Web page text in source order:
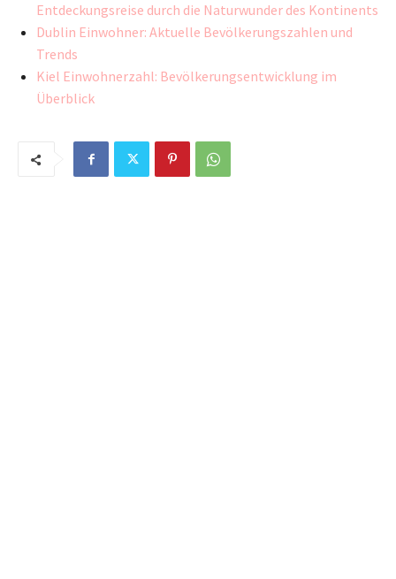
Entdeckungsreise durch die Naturwunder des Kontinents
Dublin Einwohner: Aktuelle Bevölkerungszahlen und
Trends
Kiel Einwohnerzahl: Bevölkerungsentwicklung im
Überblick